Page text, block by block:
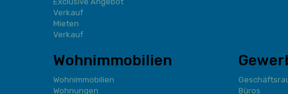
Verkauf
Mieten
Verkauf
Wohnimmobilien
Wohnimmobilien
Wohnungen
Büros